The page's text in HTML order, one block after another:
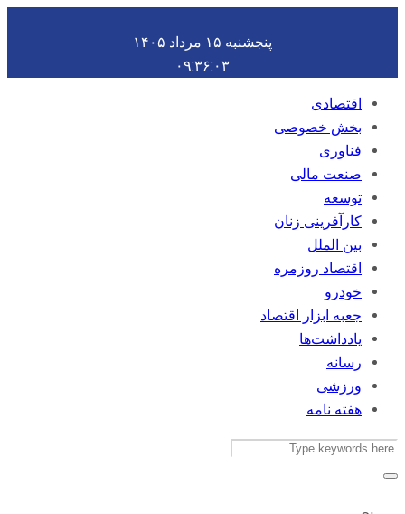
پنجشنبه ۱۵ مرداد ۱۴۰۵
۰۹:۳۶:۰۴
اقتصادی
بخش خصوصی
فناوری
صنعت مالی
توسعه
کارآفرینی زنان
بین الملل
اقتصاد روزمره
خودرو
جعبه ابزار اقتصاد
یادداشت‌ها
رسانه
ورزشی
هفته نامه